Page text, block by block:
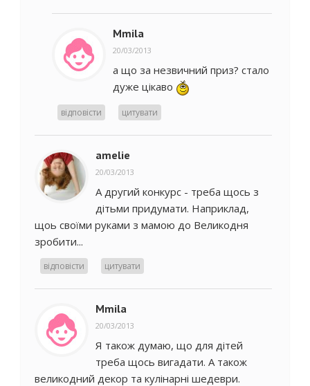
Mmila
20/03/2013
а що за незвичний приз? стало
дуже цікаво
відповісти цитувати
amelie
20/03/2013
А другий конкурс - треба щось з
дітьми придумати. Наприклад,
щоь своїми руками з мамою до Великодня
зробити...
відповісти цитувати
Mmila
20/03/2013
Я також думаю, що для дітей
треба щось вигадати. А також
великодний декор та кулінарні шедеври.